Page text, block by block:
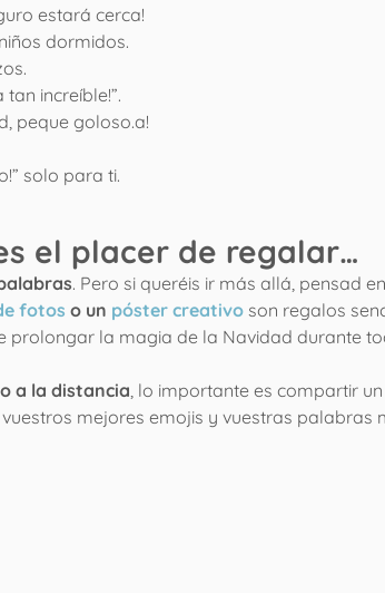
estará cerca!
dormidos.
increíble!”.
peque goloso.a!
solo para ti.
el placer de regalar…
. Pero si queréis ir más allá, pensad en
fotos o un póster creativo son regalos
prolongar la magia de la Navidad durante
a la distancia , lo importante es compartir un
mejores emojis y vuestras palabras